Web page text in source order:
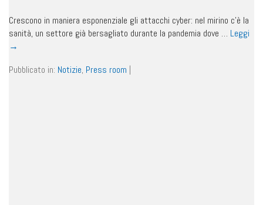
Crescono in maniera esponenziale gli attacchi cyber: nel mirino c’è la
sanità, un settore già bersagliato durante la pandemia dove … Leggi
→
Pubblicato in: Notizie, Press room |